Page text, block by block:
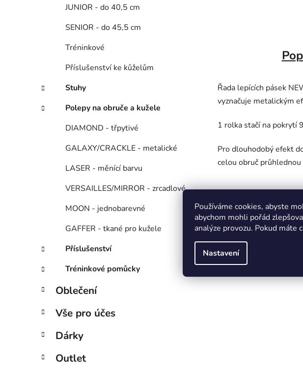
Používáme cookies, abyste
abychom mohli pořád
analýze provozu. Pokud máte
Nastavení
JUNIOR - do 40,5 cm
SENIOR - do 45,5 cm
Tréninkové
Příslušenství ke kůželům
Stuhy
Polepy na obruče a kužele
DIAMOND - třpytivé
GALAXY/CRACKLE - metalické
LASER - měnící barvu
VERSAILLES/MIRROR - zrcadlové
MOON - jednobarevné
GAFFER - tkané pro kužele
Příslušenství
Tréninkové pomůcky
Oblečení
Vše pro účes
Dárky
Outlet
Řada lepících pásek
vyznačuje metalickým
1 rolka stačí na pokrytí
Pro dlouhodobý efekt
celou obruč